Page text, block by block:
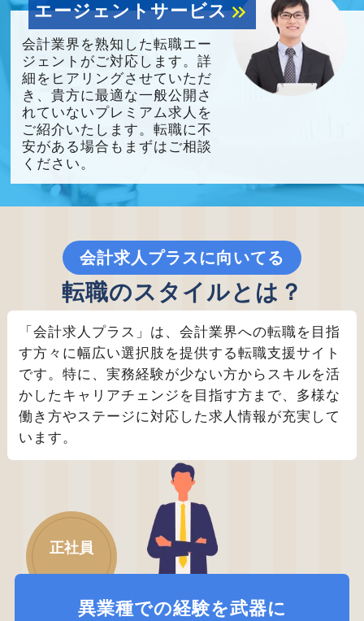
エージェントサービスkeyboard_double_arrow_right
会計業界を熟知した転職エー
ジェントがご対応します。詳
細をヒアリングさせていただ
き、貴方に最適な一般公開さ
れていないプレミアム求人を
ご紹介いたします。転職に不
安がある場合もまずはご相談
ください。
会計求人プラスに向いてる
転職のスタイルとは？
「会計求人プラス」は、会計業界への転職を目指
す方々に幅広い選択肢を提供する転職支援サイト
です。特に、実務経験が少ない方からスキルを活
かしたキャリアチェンジを目指す方まで、多様な
働き方やステージに対応した求人情報が充実して
います。
正社員
異業種での経験を武器に